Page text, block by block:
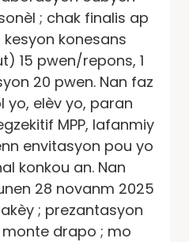
; chak finalis ap
konesans
15 pwen/repons, 1
20 pwen. Nan faz
yo, elèv yo, paran
MPP, lafanmiy
envitasyon pou yo
konkou an. Nan
28 novanm 2025
; prezantasyon
drapo ; mo